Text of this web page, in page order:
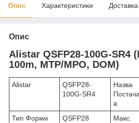
Опис Характеристики Доставка
Опис
Alistar QSFP28-100G-SR4
100m, MTP/MPO, DOM)
Alistar
QSFP28-
100G-SR4
Назва
а
Тип Форми QSFP28
Макс.